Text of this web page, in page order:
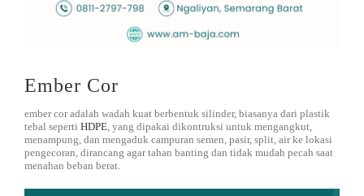
Ember Cor
ember cor adalah wadah kuat berbentuk silinder, biasanya dari plastik
tebal seperti HDPE, yang dipakai dikontruksi untuk mengangkut,
menampung, dan mengaduk campuran semen, pasir, split, air ke lokasi
pengecoran, dirancang agar tahan banting dan tidak mudah pecah saat
menahan beban berat.